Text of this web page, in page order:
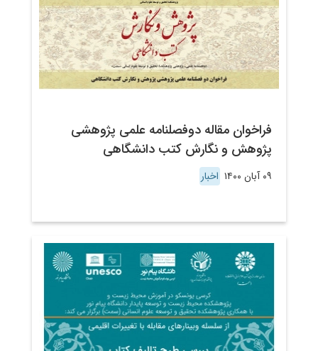
فراخوان مقاله دوفصلنامه علمی پژوهشی
پژوهش و نگارش کتب دانشگاهی
۰۹ آبان ۱۴۰۰ اخبار